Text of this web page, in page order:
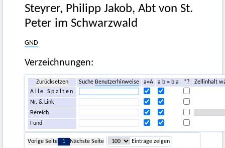
Steyrer, Philipp Jakob, Abt von St.
Peter im Schwarzwald
GND
Verzeichnungen:
Zurücksetzen Suche Benutzerhinweise a=A a b = b a *?
Zellinhalt
Alle Spalten
Nr. & Link
Bereich
Fund
Vorige Seite 1 Nächste Seite
Einträge zeigen